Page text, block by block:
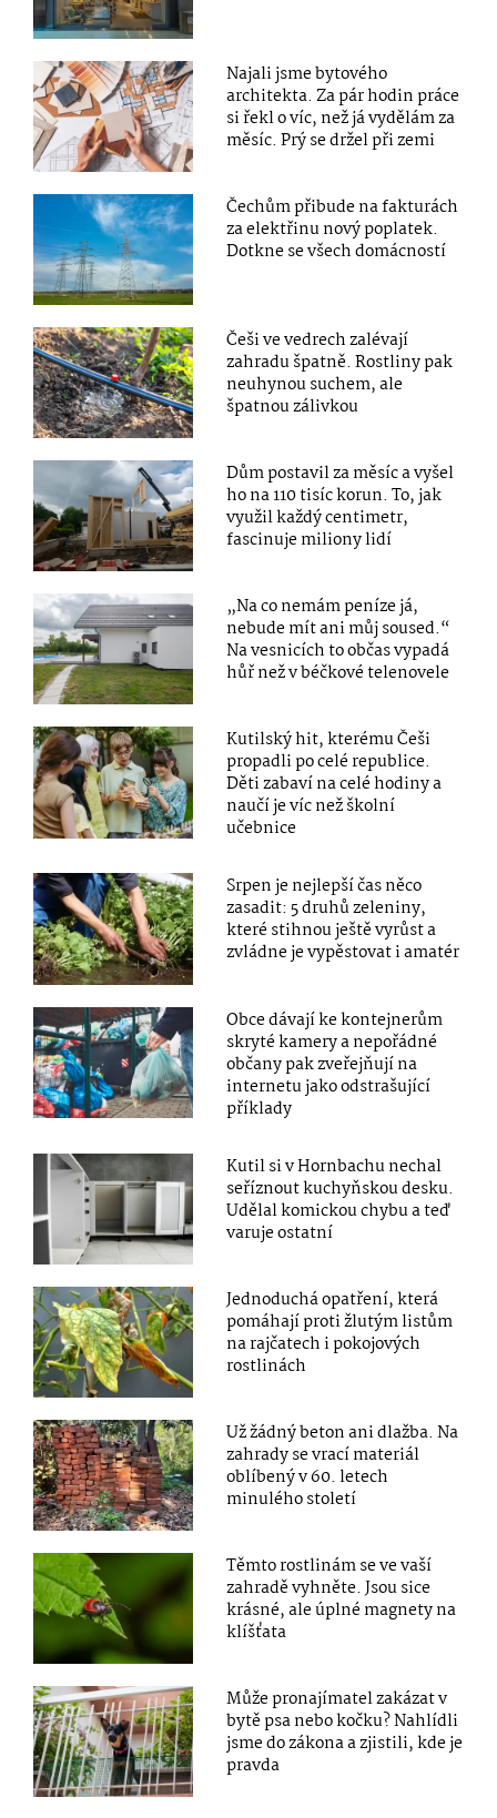
Najali jsme bytového
architekta. Za pár hodin práce
si řekl o víc, než já vydělám za
měsíc. Prý se držel při zemi
Čechům přibude na fakturách
za elektřinu nový poplatek.
Dotkne se všech domácností
Češi ve vedrech zalévají
zahradu špatně. Rostliny pak
neuhynou suchem, ale
špatnou zálivkou
Dům postavil za měsíc a vyšel
ho na 110 tisíc korun. To, jak
využil každý centimetr,
fascinuje miliony lidí
„Na co nemám peníze já,
nebude mít ani můj soused.“
Na vesnicích to občas vypadá
hůř než v béčkové telenovele
Kutilský hit, kterému Češi
propadli po celé republice.
Děti zabaví na celé hodiny a
naučí je víc než školní
učebnice
Srpen je nejlepší čas něco
zasadit: 5 druhů zeleniny,
které stihnou ještě vyrůst a
zvládne je vypěstovat i amatér
Obce dávají ke kontejnerům
skryté kamery a nepořádné
občany pak zveřejňují na
internetu jako odstrašující
příklady
Kutil si v Hornbachu nechal
seříznout kuchyňskou desku.
Udělal komickou chybu a teď
varuje ostatní
Jednoduchá opatření, která
pomáhají proti žlutým listům
na rajčatech i pokojových
rostlinách
Už žádný beton ani dlažba. Na
zahrady se vrací materiál
oblíbený v 60. letech
minulého století
Těmto rostlinám se ve vaší
zahradě vyhněte. Jsou sice
krásné, ale úplné magnety na
klíšťata
Může pronajímatel zakázat v
bytě psa nebo kočku? Nahlídli
jsme do zákona a zjistili, kde je
pravda